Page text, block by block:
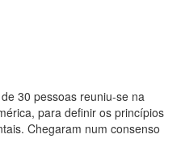
de 30 pessoas reuniu-se na
para definir os princípios
Chegaram num consenso